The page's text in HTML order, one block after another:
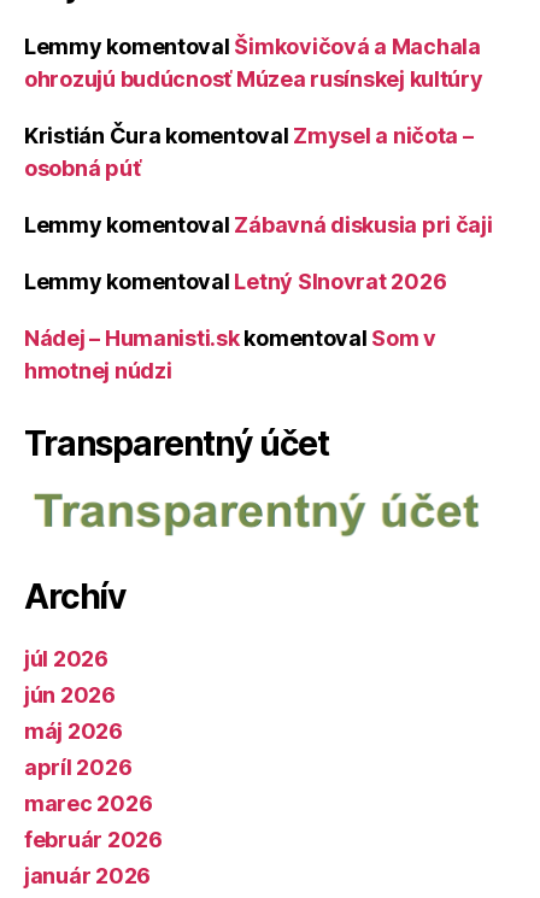
Lemmy komentoval Šimkovičová a Machala
ohrozujú budúcnosť Múzea rusínskej kultúry
Kristián Čura komentoval Zmysel a ničota –
osobná púť
Lemmy komentoval Zábavná diskusia pri čaji
Lemmy komentoval Letný Slnovrat 2026
Nádej – Humanisti.skkomentoval Som v
hmotnej núdzi
Transparentný účet
Archív
júl 2026
jún 2026
máj 2026
apríl 2026
marec 2026
február 2026
január 2026